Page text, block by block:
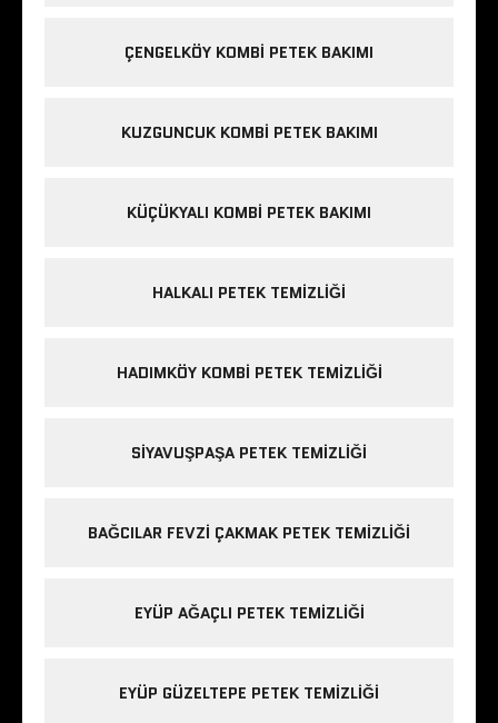
ÇENGELKÖY KOMBI PETEK BAKIMI
KUZGUNCUK KOMBI PETEK BAKIMI
KÜÇÜKYALI KOMBI PETEK BAKIMI
HALKALI PETEK TEMIZLIĞI
HADIMKÖY KOMBI PETEK TEMIZLIĞI
SIYAVUŞPAŞA PETEK TEMIZLIĞI
BAĞCILAR FEVZI ÇAKMAK PETEK TEMIZLIĞI
EYÜP AĞAÇLI PETEK TEMIZLIĞI
EYÜP GÜZELTEPE PETEK TEMIZLIĞI